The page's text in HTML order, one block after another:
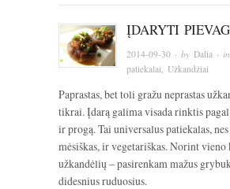
ĮDARYTI
2014-09-30 · by Dalia · in
patiekalai
Užkandžiai
Paprastas, bet toli gražu neprastas
tikrai. Įdarą galima visada rinktis
ir progą. Tai universalus patiekalas,
mėsiškas, ir vegetariškas. Norint vieno
užkandėlių – pasirenkam mažus
didesnius ruduosius.